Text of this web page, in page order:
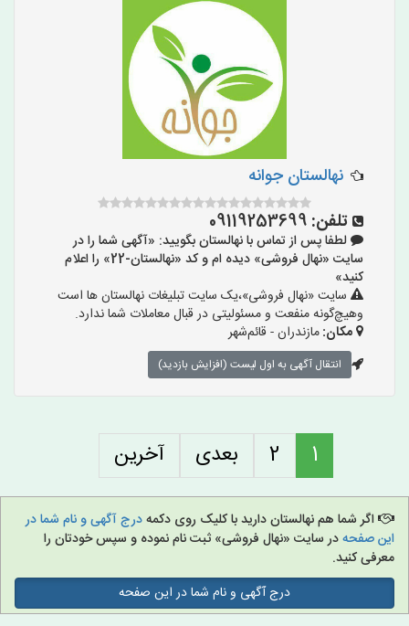
نهالستان جوانه
تلفن: 09119253699
لطفا پس از تماس با نهالستان بگویید: «آگهی شما را در
سایت «نهال فروشی» دیده ام و کد «نهالستان-22» را اعلام
کنید»
سایت «نهال فروشی»،یک سایت تبلیغات نهالستان ها است
وهیچ‌گونه منفعت و مسئولیتی در قبال معاملات شما ندارد.
مکان:مازندران - قائم‌شهر
انتقال آگهی به اول لیست (افزایش بازدید)
1
2 بعدی آخرین
اگر شما هم نهالستان دارید با کلیک روی دکمهدرج آگهی و نام شما در
این صفحهدر سایت «نهال فروشی» ثبت نام نموده و سپس خودتان را
معرفی کنید.
درج آگهی و نام شما در این صفحه